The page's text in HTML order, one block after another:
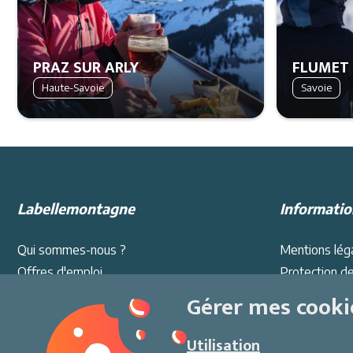
PRAZ SUR ARLY
Haute-Savoie
FLUMET
Savoie
Labellemontagne
Qui sommes-nous ?
Offres d'emploi
Ambassadeurs
Presse
Mentions
Protection
Conditions
Sécurité au
Gérer mes
Utilisation